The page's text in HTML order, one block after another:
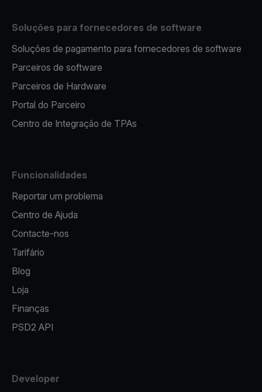
Soluções para fornecedores de software
Soluções de pagamento para fornecedores de software
Parceiros de software
Parceiros de Hardware
Portal do Parceiro
Centro de Integração de TPAs
Funcionalidades
Reportar um problema
Centro de Ajuda
Contacte-nos
Tarifário
Blog
Loja
Finanças
PSD2 API
Developer